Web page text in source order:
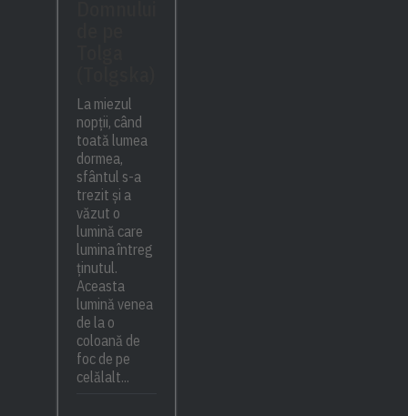
La miezul
nopții, când
toată lumea
dormea,
sfântul s-a
trezit și a
văzut o
lumină care
lumina întreg
ținutul.
Aceasta
lumină venea
de la o
coloană de
foc de pe
celălalt...